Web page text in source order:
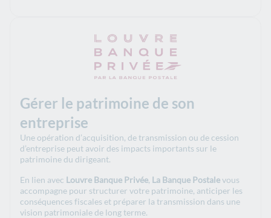
Gérer le patrimoine de son
entreprise
Une opération d’acquisition, de transmission ou de cession
d’entreprise peut avoir des impacts importants sur le
patrimoine du dirigeant.
En lien avec Louvre Banque Privée, La Banque Postalevous
accompagne pour structurer votre patrimoine, anticiper les
conséquences fiscales et préparer la transmission dans une
vision patrimoniale de long terme.